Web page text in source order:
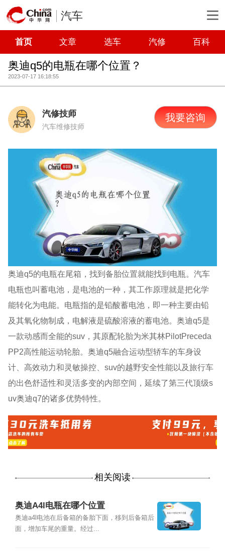
汽车
首页 文章 选车 汽修 百科
奥迪q5的电瓶在哪个位置？
2023-07-17 16:18:55
汽修技师
汽车维修技师
我要咨询
奥迪q5的电瓶在尾箱，找到备胎位置就能找到电瓶。汽车
电瓶也叫蓄电池，是电池的一种，其工作原理就是把化学
能转化为电能。电瓶指的是铅酸蓄电池，即一种主要由铅
及其氧化物制成，电解液是硫酸溶液的蓄电池。奥迪q5是
一款动感而全能的suv，其原配轮胎为米其林PilotPreceda
PP2高性能运动轮胎。奥迪q5融合运动型轿车的车身设
计、高效动力和灵敏操控、suv的越野安全性能以及旅行车
的出色舒适性和灵活多变的内部空间，延续了第三代顶级s
uv奥迪q7的诸多优势特性。
相关阅读
奥迪A4l电瓶在哪个位置
奥迪a4l电池在后备箱的备胎下面，移到后备箱后
面，增加车尾的重量。经过...